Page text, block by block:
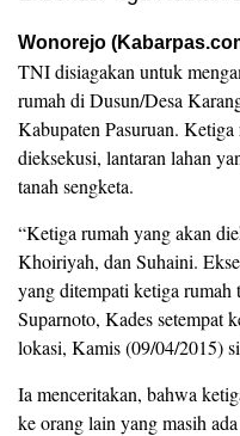
Wonorejo
TNI disiagakan untuk
rumah di Dusun/Desa
Kabupaten Pasuruan.
dieksekusi, lantaran lahan
tanah sengketa.‎
“Ketiga rumah yang akan
Khoiriyah, dan Suhaini.
yang ditempati ketiga rumah
Suparnoto, Kades setempat
lokasi, Kamis (09/04/2015)
Ia menceritakan, bahwa
ke orang lain yang masih